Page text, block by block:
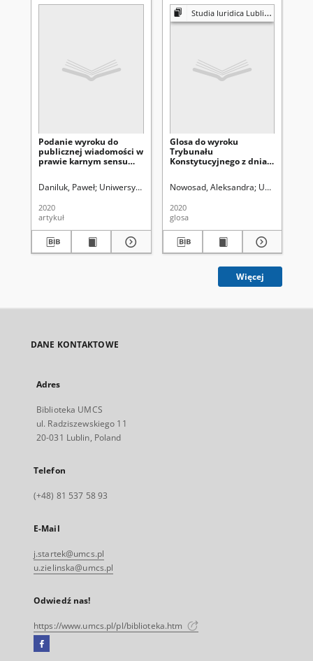
Podanie wyroku do
publicznej wiadomości w
prawie karnym sensu
obraz statystyczny
Daniluk, Paweł Uniwersytet Marii Curie-Skłodowskiej (Lublin).
2020
artykuł
Studia Iuridica Lublinensia
Glosa do wyroku
Trybunału
Konstytucyjnego z dnia
29)
Nowosad, Aleksandra Uniwersytet
2020
glosa
Więcej
DANE KONTAKTOWE
Adres
Biblioteka UMCS
ul. Radziszewskiego 11
20-031 Lublin, Poland
Telefon
(+48) 81 537 58 93
E-Mail
j.startek@umcs.pl
u.zielinska@umcs.pl
Odwiedź nas!
https://www.umcs.pl/pl/biblioteka.htm
Facebook